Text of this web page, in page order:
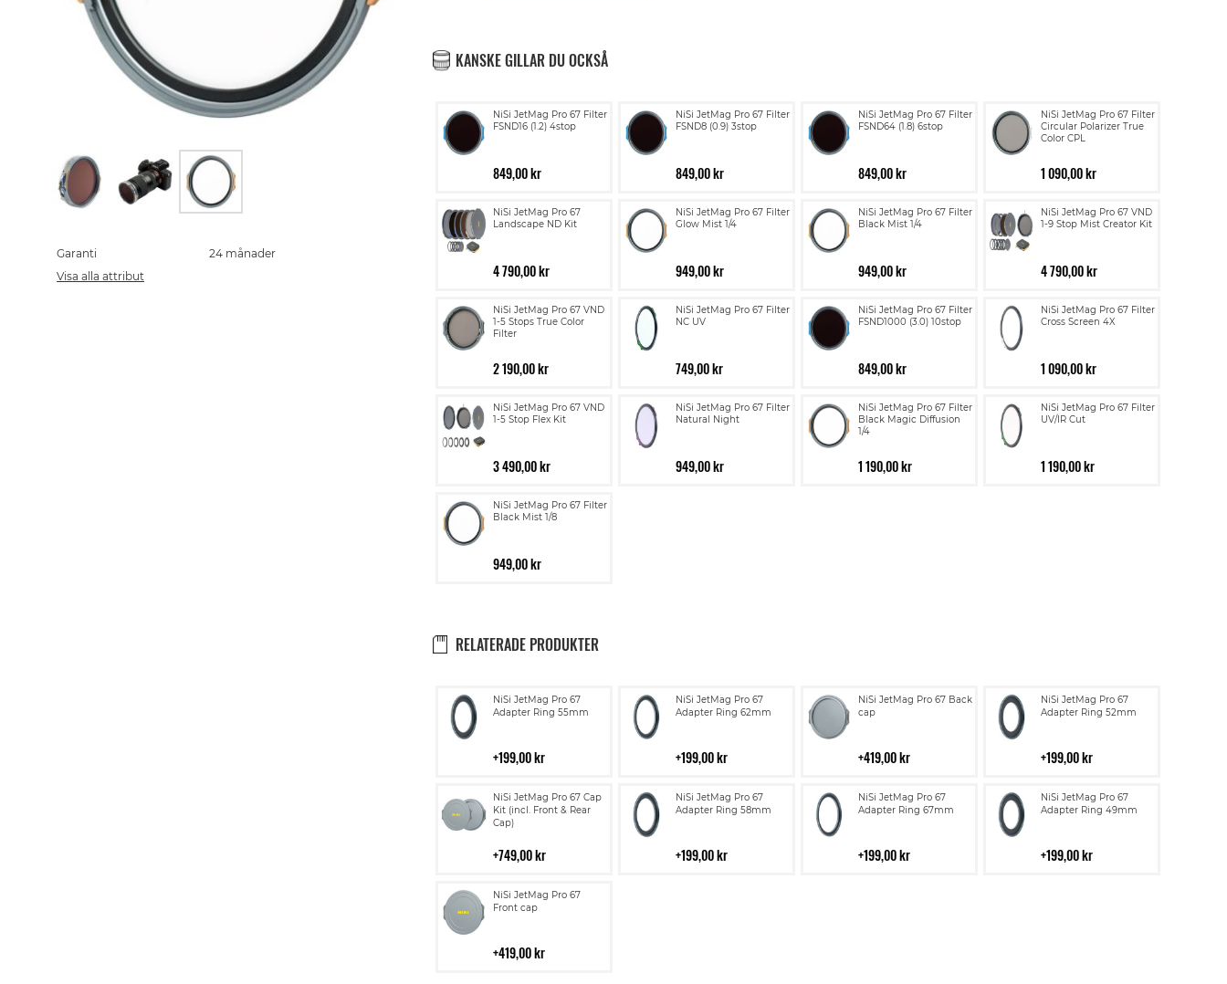
KANSKE GILLAR DU OCKSÅ
NiSi JetMag Pro 67 Filter
FSND16 (1.2) 4stop
849,00 kr
NiSi JetMag Pro 67 Filter
FSND8 (0.9) 3stop
849,00 kr
NiSi JetMag Pro 67 Filter
FSND64 (1.8) 6stop
849,00 kr
NiSi JetMag Pro 67 Filter
Circular Polarizer True
Color CPL
1 090,00 kr
NiSi JetMag Pro 67
Landscape ND Kit
4 790,00 kr
NiSi JetMag Pro 67 Filter
Glow Mist 1/4
949,00 kr
NiSi JetMag Pro 67 Filter
Black Mist 1/4
949,00 kr
NiSi JetMag Pro 67 VND
1-9 Stop Mist Creator Kit
4 790,00 kr
NiSi JetMag Pro 67 VND
1-5 Stops True Color
Filter
2 190,00 kr
NiSi JetMag Pro 67 Filter
NC UV
749,00 kr
NiSi JetMag Pro 67 Filter
FSND1000 (3.0) 10stop
849,00 kr
NiSi JetMag Pro 67 Filter
Cross Screen 4X
1 090,00 kr
NiSi JetMag Pro 67 VND
1-5 Stop Flex Kit
3 490,00 kr
NiSi JetMag Pro 67 Filter
Natural Night
949,00 kr
NiSi JetMag Pro 67 Filter
Black Magic Diffusion
1/4
1 190,00 kr
NiSi JetMag Pro 67 Filter
UV/IR Cut
1 190,00 kr
NiSi JetMag Pro 67 Filter
Black Mist 1/8
949,00 kr
RELATERADE PRODUKTER
NiSi JetMag Pro 67
Adapter Ring 55mm
199,00 kr
Lägg
till
NiSi JetMag Pro 67
Adapter Ring 62mm
199,00 kr
Lägg
till
NiSi JetMag Pro 67 Back
cap
419,00 kr
Lägg
till
NiSi JetMag Pro 67
Adapter Ring 52mm
199,00 kr
Lägg
till
NiSi JetMag Pro 67 Cap
Kit (incl. Front & Rear
Cap)
749,00 kr
Lägg
till
i
NiSi JetMag Pro 67
Adapter Ring 58mm
199,00 kr
Lägg
till
NiSi JetMag Pro 67
Adapter Ring 67mm
199,00 kr
Lägg
till
NiSi JetMag Pro 67
Adapter Ring 49mm
199,00 kr
Lägg
till
NiSi JetMag Pro 67
Front cap
419,00 kr
Lägg
till
the
beginning
of
Garanti
24 månader
Visa alla attribut